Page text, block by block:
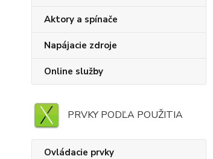
Aktory a spínače
Napájacie zdroje
Online služby
PRVKY PODĽA POUŽITIA
Ovládacie prvky